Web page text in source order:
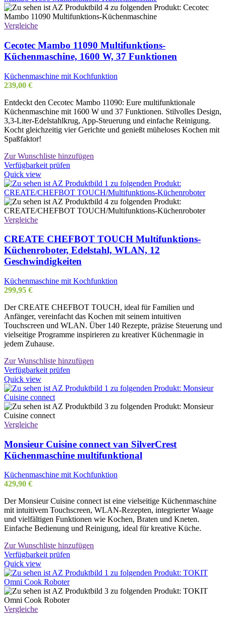
Vergleiche
Cecotec Mambo 11090 Multifunktions-
Küchenmaschine, 1600 W, 37 Funktionen
Küchenmaschine mit Kochfunktion
239,00 €
Entdeckt den Cecotec Mambo 11090: Eure multifunktionale
Küchenmaschine mit 1600 W und 37 Funktionen. Stilvolles Design,
3,3-Liter-Edelstahlkrug, App-Steuerung und einfache Reinigung.
Kocht gleichzeitig vier Gerichte und genießt müheloses Kochen mit
Spaßfaktor!
Zur Wunschliste hinzufügen
Verfügbarkeit prüfen
Quick view
Vergleiche
CREATE CHEFBOT TOUCH Multifunktions-
Küchenroboter, Edelstahl, WLAN, 12
Geschwindigkeiten
Küchenmaschine mit Kochfunktion
299,95 €
Der CREATE CHEFBOT TOUCH, ideal für Familien und
Anfänger, vereinfacht das Kochen mit seinem intuitiven
Touchscreen und WLAN. Über 140 Rezepte, präzise Steuerung und
vielseitige Programme inspirieren zu kreativer Küchenmagie in
jedem Zuhause.
Zur Wunschliste hinzufügen
Verfügbarkeit prüfen
Quick view
Vergleiche
Monsieur Cuisine connect van SilverCrest
Küchenmaschine multifunktional
Küchenmaschine mit Kochfunktion
429,90 €
Der Monsieur Cuisine connect ist eine vielseitige Küchenmaschine
mit intuitivem Touchscreen, WLAN-Rezepten, integrierter Waage
und vielfältigen Funktionen wie Kochen, Braten und Kneten.
Einfache Bedienung und Reinigung, ideal für kreative Küche.
Zur Wunschliste hinzufügen
Verfügbarkeit prüfen
Quick view
Vergleiche